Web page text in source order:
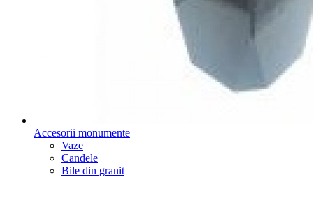
Accesorii monumente
Vaze
Candele
Bile din granit